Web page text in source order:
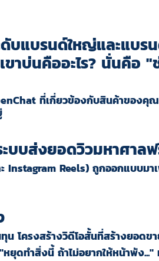
บแบรนด์ใหญ่และแบร
าบ่นคืออะไร? นั่นคือ "
ที่เกี่ยวข้องกับสินค้าของคุ
บบส่งยอดวิวมหาศาล
Reels) ถูกออกแบบมา
โครงสร้างวิดีโอสั้นที่สร้างยอดข
ดทำสิ่งนี้ ถ้าไม่อยากให้หน้าพัง..."